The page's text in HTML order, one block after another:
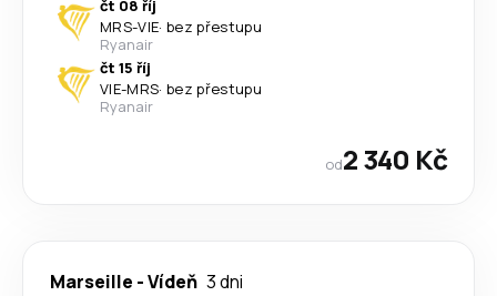
čt 08 říj
MRS-VIE· bez přestupu
Ryanair
čt 15 říj
VIE-MRS· bez přestupu
Ryanair
od2 340 Kč
Marseille -Vídeň 3 dni